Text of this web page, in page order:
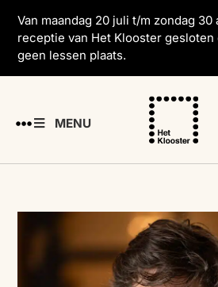
Van maandag 20 juli t/m zondag 30
receptie van Het Klooster gesloten
geen lessen plaats.
MENU